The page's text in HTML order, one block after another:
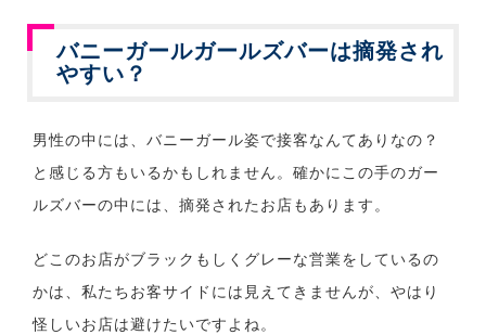
バニーガールガールズバーは摘発され
やすい？
男性の中には、バニーガール姿で接客なんてありなの？
と感じる方もいるかもしれません。確かにこの手のガー
ルズバーの中には、摘発されたお店もあります。
どこのお店がブラックもしくグレーな営業をしているの
かは、私たちお客サイドには見えてきませんが、やはり
怪しいお店は避けたいですよね。